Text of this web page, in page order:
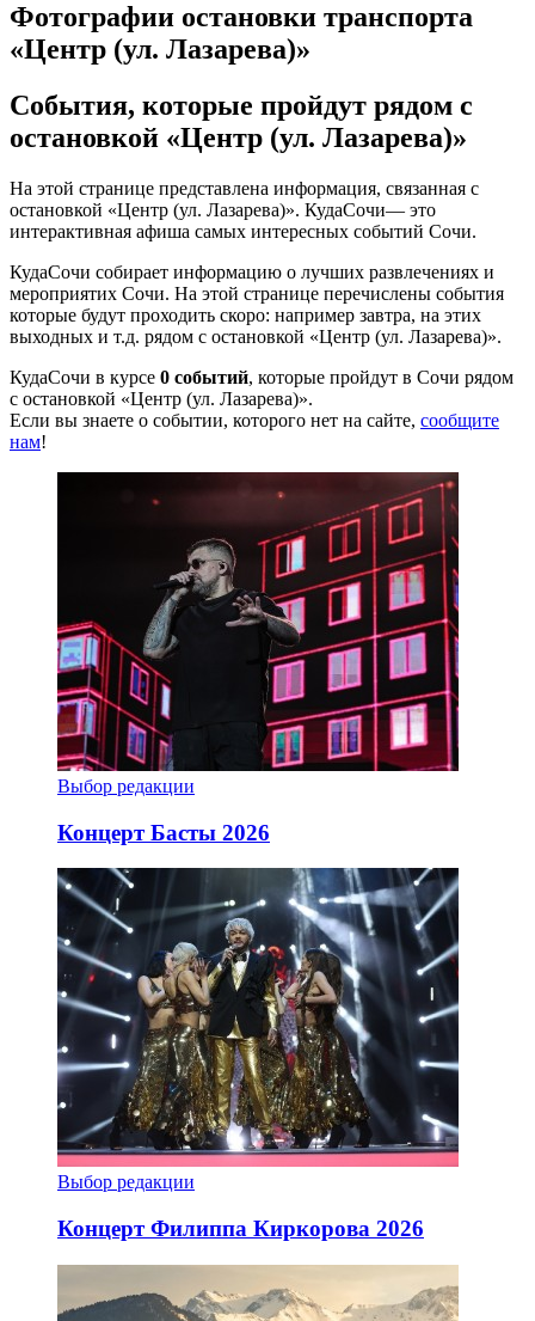
Фотографии остановки транспорта
«Центр (ул. Лазарева)»
События, которые пройдут рядом с
остановкой «Центр (ул. Лазарева)»
На этой странице представлена информация, связанная с
остановкой «Центр (ул. Лазарева)». КудаСочи— это
интерактивная афиша самых интересных событий Сочи.
КудаСочи собирает информацию о лучших развлечениях и
мероприятих Сочи. На этой странице перечислены события
которые будут проходить скоро: например завтра, на этих
выходных и т.д. рядом с остановкой «Центр (ул. Лазарева)».
КудаСочи в курсе 0 событий, которые пройдут в Сочи рядом
с остановкой «Центр (ул. Лазарева)».
Если вы знаете о событии, которого нет на сайте, сообщите
нам!
Выбор редакции
Концерт Басты 2026
Выбор редакции
Концерт Филиппа Киркорова 2026